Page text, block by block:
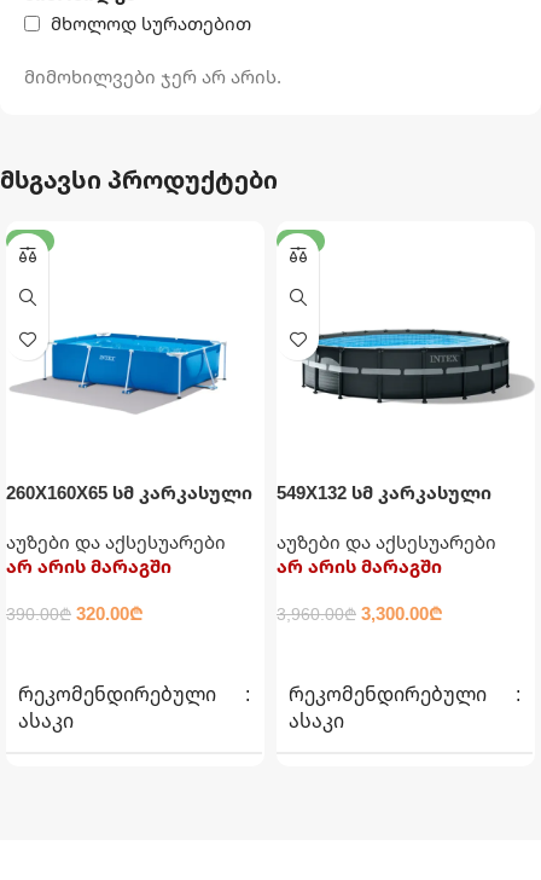
მხოლოდ სურათებით
მიმოხილვები ჯერ არ არის.
მსგავსი პროდუქტები
-18%
260X160X65 სმ კარკასული
აუზები და აქსესუარები
არ არის მარაგში
390.00₾ 320.00₾
ᲠᲔᲙᲝᲛᲔᲜᲓᲘᲠᲔᲑᲣᲚᲘ
ᲐᲡᲐᲙᲘ
-17%
549X132 სმ კარკასული
ტენტით, კიბითა და
დასაფენით INTEX
აუზები და აქსესუარები
არ არის მარაგში
3,960.00₾ 3,300.00₾
ᲠᲔᲙᲝᲛᲔᲜᲓᲘᲠᲔᲑᲣᲚᲘ
ᲐᲡᲐᲙᲘ